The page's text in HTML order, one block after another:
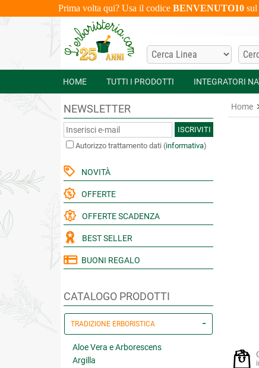
Prima volta qui? Usa il codice BENVENUTO10sul
HOME TUTTI I PRODOTTI INTEGRATORI
NEWSLETTER
ISCRIVITI
Autorizzo trattamento dati (informativa)
NOVITÀ
OFFERTE
OFFERTE SCADENZA
BEST SELLER
BUONI REGALO
CATALOGO PRODOTTI
TRADIZIONE ERBORISTICA
Aloe Vera e Arborescens
Argilla
Home